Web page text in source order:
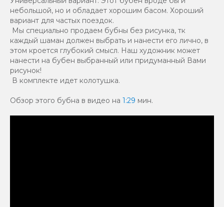
небольшой, но и обладает хорошим басом. Хороший
вариант для частых поездок.
Мы специально продаем бубны без рисунка, тк
каждый шаман должен выбрать и нанести его лично, в
этом кроется глубокий смысл. Наш художник может
нанести на бубен выбранный или придуманный Вами
рисунок!
В комплекте идет колотушка.
Обзор этого бубна в видео на 1:29 мин.